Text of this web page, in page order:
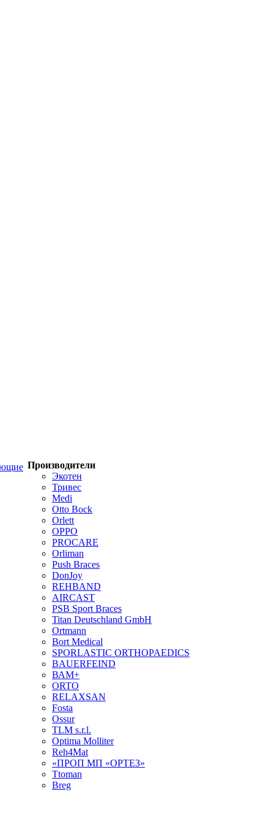
Производители
Экотен
Тривес
Medi
Otto Bock
Orlett
OPPO
PROCARE
Orliman
Push Braces
DonJoy
REHBAND
AIRCAST
PSB Sport Braces
Titan Deutschland GmbH
Ortmann
Bort Medical
SPORLASTIC ORTHOPAEDICS
BAUERFEIND
ВАМ+
ORTO
RELAXSAN
Fosta
Ossur
TLM s.r.l.
Optima Molliter
Reh4Mat
«ПРОП МП «ОРТЕЗ»
Ttoman
Breg